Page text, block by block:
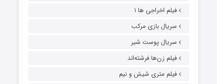
فیلم اخراجی ها ۱
سریال بازی مرکب
سریال پوست شیر
فیلم زن‌ها فرشته‌اند
فیلم متری شیش و نیم